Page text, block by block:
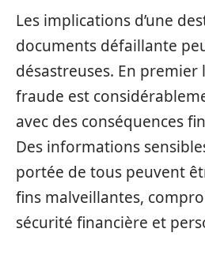
Les implications d’une
documents défaillante
désastreuses. En premier
fraude est
avec des conséquences
Des informations
portée de tous peuvent
fins malveillantes,
sécurité financière et